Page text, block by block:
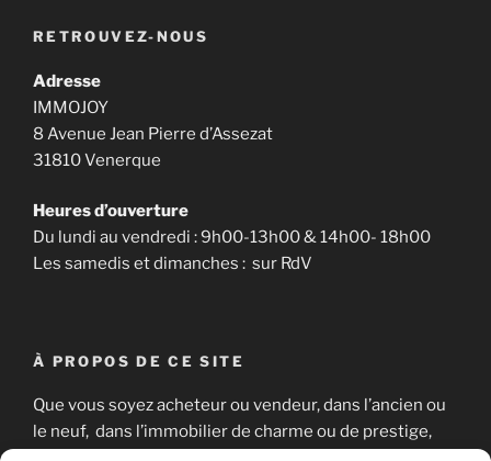
RETROUVEZ-NOUS
Adresse
IMMOJOY
8 Avenue Jean Pierre d’Assezat
31810 Venerque
Heures d’ouverture
Du lundi au vendredi : 9h00-13h00 & 14h00- 18h00
Les samedis et dimanches : sur RdV
À PROPOS DE CE SITE
Que vous soyez acheteur ou vendeur, dans l’ancien ou
le neuf, dans l’immobilier de charme ou de prestige,